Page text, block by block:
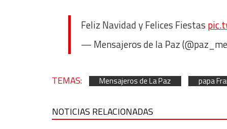
Feliz Navidad y Felices Fiestas
— Mensajeros de la Paz
TEMAS: Mensajeros de La Paz papa
NOTICIAS RELACIONADAS
Advertising